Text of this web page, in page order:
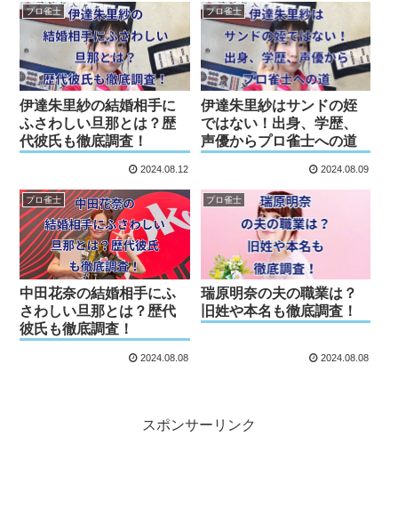
プロ雀士
伊達朱里紗の結婚相手に
ふさわしい旦那とは？歴
代彼氏も徹底調査！
2024.08.12
プロ雀士
伊達朱里紗はサンドの姪
ではない！出身、学歴、
声優からプロ雀士への道
2024.08.09
プロ雀士
中田花奈の結婚相手にふ
さわしい旦那とは？歴代
彼氏も徹底調査！
2024.08.08
プロ雀士
瑞原明奈の夫の職業は？
旧姓や本名も徹底調査！
2024.08.08
スポンサーリンク